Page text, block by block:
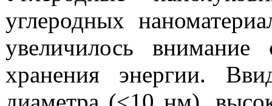
углеродных
увеличилось
внимание
хранения энергии.